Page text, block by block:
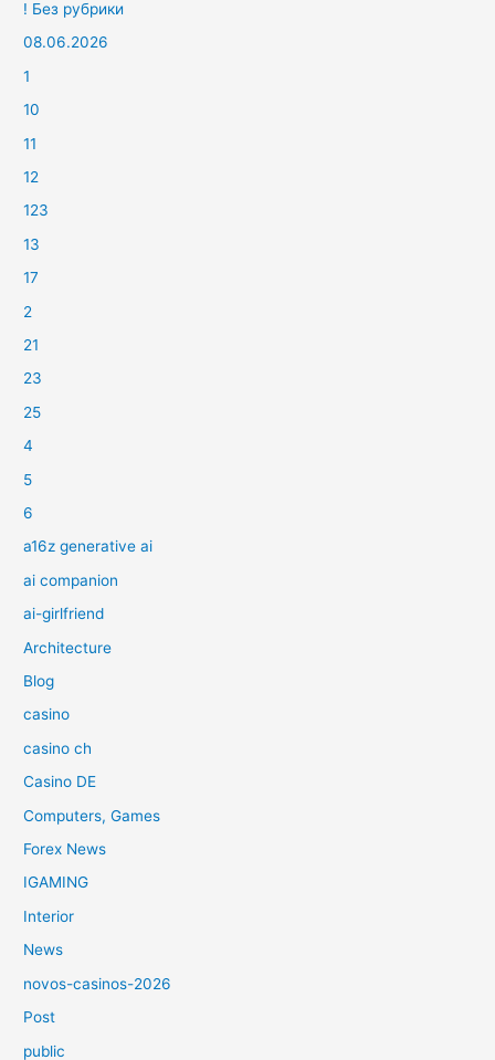
! Без рубрики
08.06.2026
1
10
11
12
123
13
17
2
21
23
25
4
5
6
a16z generative ai
ai companion
ai-girlfriend
Architecture
Blog
casino
casino ch
Casino DE
Computers, Games
Forex News
IGAMING
Interior
News
novos-casinos-2026
Post
public